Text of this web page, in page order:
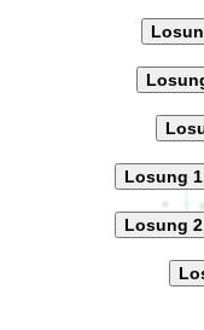
Losung
Losung